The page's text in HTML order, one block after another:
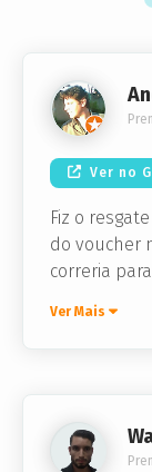
Ver no
Fiz o
do voucher
correria
Ver Mais